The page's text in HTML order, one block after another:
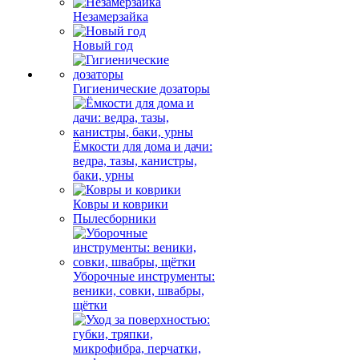
Незамерзайка
Новый год
Гигиенические дозаторы
Ёмкости для дома и дачи:
ведра, тазы, канистры,
баки, урны
Ковры и коврики
Пылесборники
Уборочные инструменты:
веники, совки, швабры,
щётки